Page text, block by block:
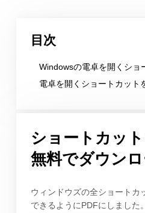
目次
Windowsの電卓を開くショ
電卓を開くショートカット
ショートカッ
無料でダウンロ
ウィンドウズの全ショートカ
できるようにPDFにしました